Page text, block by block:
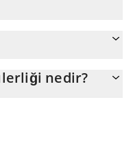
32.000.000.000.000.
nedir?